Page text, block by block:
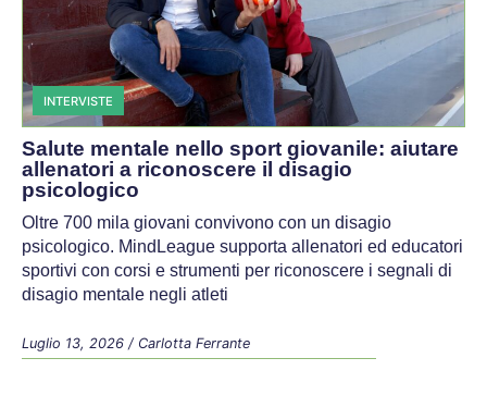
INTERVISTE
Salute mentale nello sport giovanile: aiutare
allenatori a riconoscere il disagio
psicologico
Oltre 700 mila giovani convivono con un disagio
psicologico. MindLeague supporta allenatori ed educatori
sportivi con corsi e strumenti per riconoscere i segnali di
disagio mentale negli atleti
Luglio 13, 2026 / Carlotta Ferrante